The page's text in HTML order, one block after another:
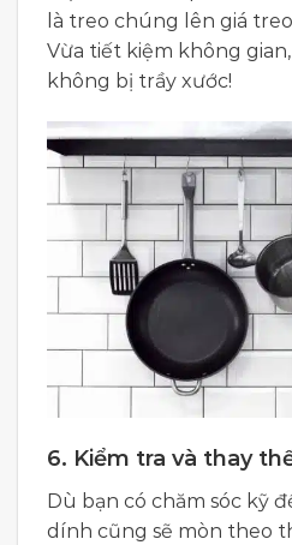
là treo chúng lên giá
Vừa tiết kiệm không
không bị trầy xước!
6. Kiểm tra và thay
Dù bạn có chăm sóc kỹ
dính cũng sẽ mòn theo